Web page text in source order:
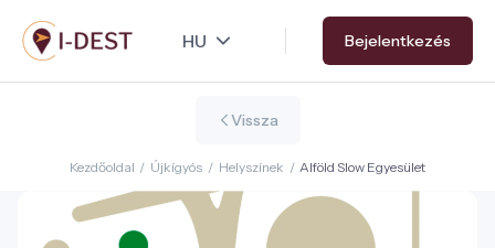
Ugrás
a
tartalomra
Bejelentkezés
Vissza
Kezdőoldal / Újkígyós / Helyszínek / Alföld Slow Egyesület